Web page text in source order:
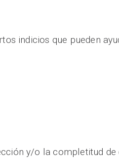
indicios que pueden
y/o la completitud de